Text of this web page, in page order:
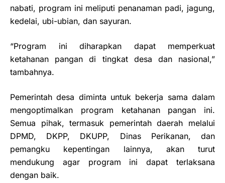
nabati, program ini meliputi penanaman padi, jagung,
kedelai, ubi-ubian, dan sayuran.
“Program ini diharapkan dapat memperkuat
ketahanan pangan di tingkat desa dan nasional,”
tambahnya.
Pemerintah desa diminta untuk bekerja sama dalam
mengoptimalkan program ketahanan pangan ini.
Semua pihak, termasuk pemerintah daerah melalui
DPMD, DKPP, DKUPP, Dinas Perikanan, dan
pemangku kepentingan lainnya, akan turut
mendukung agar program ini dapat terlaksana
dengan baik.